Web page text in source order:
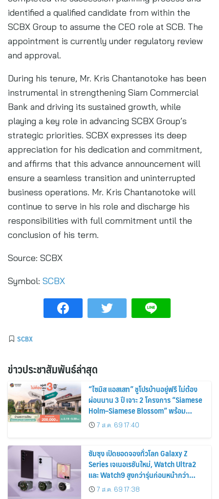
identified a qualified candidate from within the
SCBX Group to assume the CEO role at SCB. The
appointment is currently under regulatory review
and approval.
During his tenure, Mr. Kris Chantanotoke has been
instrumental in strengthening Siam Commercial
Bank and driving its sustained growth, while
playing a key role in advancing SCBX Group’s
strategic priorities. SCBX expresses its deep
appreciation for his dedication and commitment,
and affirms that this advance announcement will
ensure a seamless transition and uninterrupted
business operations. Mr. Kris Chantanotoke will
continue to serve in his role and discharge his
responsibilities with full commitment until the
conclusion of his term.
Source: SCBX
Symbol: SCBX
SCBX
ข่าวประชาสัมพันธ์ล่าสุด
“ไซมิส แอสเสท” ชูโปรบ้านอยู่ฟรี ไม่ต้อง
ผ่อนนาน 3 ปี เจาะ 2 โครงการ “Siamese
Holm–Siamese Blossom” พร้อม
ส่วนลดและสิทธิพิเศษถึง 31 สิงหาคม
2569
7 ส.ค. 69 17:40
ซัมซุง เปิดยอดจองทั่วโลก Galaxy Z
Series เจเนอเรชันใหม่, Watch Ultra2
และ Watch9 สูงกว่ารุ่นก่อนหน้ากว่า
30%7 ส.ค. 69 17:38